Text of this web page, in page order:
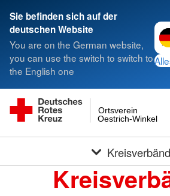
Sie befinden sich auf der
deutschen Website
You are on the German website,
you can use the switch to switch to
the English one
Oestrich-Winkel
Ortsverein